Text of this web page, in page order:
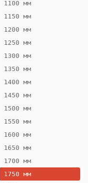
1100 мм
1150 мм
1200 мм
1250 мм
1300 мм
1350 мм
1400 мм
1450 мм
1500 мм
1550 мм
1600 мм
1650 мм
1700 мм
1750 мм